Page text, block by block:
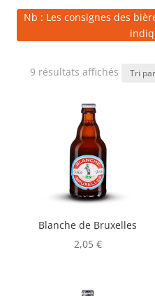
Nb : Les consignes des
9 résultats affichés
Blanche de Bruxelles
2,05 €